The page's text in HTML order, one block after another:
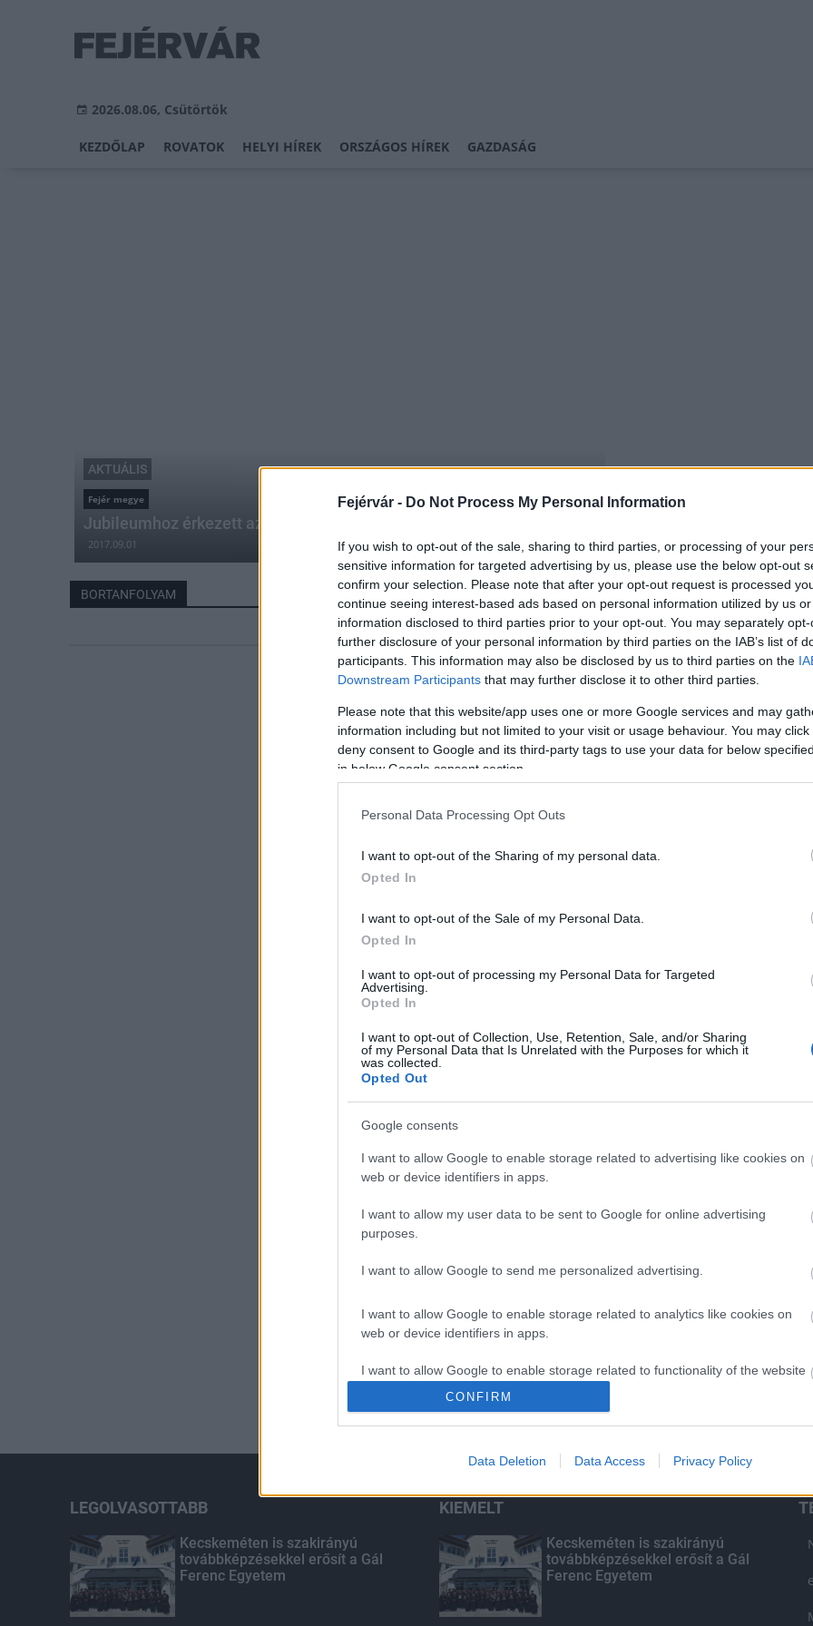
Fejérvár - Do Not Process My Personal Information
If you wish to opt-out of the sale, sharing to third parties, or processing of your
sensitive information for targeted advertising by us, please use the below opt-out
confirm your selection. Please note that after your opt-out request is processed
continue seeing interest-based ads based on personal information utilized by us
information disclosed to third parties prior to your opt-out. You may separately
further disclosure of your personal information by third parties on the IAB’s list of
participants. This information may also be disclosed by us to third parties on the
Downstream Participants that may further disclose it to other third parties.
Please note that this website/app uses one or more Google services and may
information including but not limited to your visit or usage behaviour. You may
deny consent to Google and its third-party tags to use your data for below
in below Google consent section.
Personal Data Processing Opt Outs
I want to opt-out of the Sharing of my personal data.
Opted In
I want to opt-out of the Sale of my Personal Data.
Opted In
I want to opt-out of processing my Personal Data for Targeted
Advertising.
Opted In
I want to opt-out of Collection, Use, Retention, Sale, and/or Sharing
of my Personal Data that Is Unrelated with the Purposes for which it
was collected.
Opted Out
Google consents
I want to allow Google to enable storage related to advertising like cookies on
web or device identifiers in apps.
I want to allow my user data to be sent to Google for online advertising
purposes.
I want to allow Google to send me personalized advertising.
I want to allow Google to enable storage related to analytics like cookies on
web or device identifiers in apps.
I want to allow Google to enable storage related to functionality of the website
I want to allow Google to enable storage related to personalization.
I want to allow Google to enable storage related to security, including
CONFIRM
Data Deletion Data Access Privacy Policy
2026.08.06, Csütörtök
KEZDŐLAP ROVATOK HELYI HÍREK ORSZÁGOS HÍREK GAZDASÁG
AKTUÁLIS
Fejér megye
Jubileumhoz érkezett az Etyeki piknik
2017.09.01
BORTANFOLYAM
LEGOLVASOTTABB
Kecskeméten is szakirányú
továbbképzésekkel erősít a Gál
Ferenc Egyetem
KIEMELT
Kecskeméten is szakirányú
továbbképzésekkel erősít a Gál
Ferenc Egyetem